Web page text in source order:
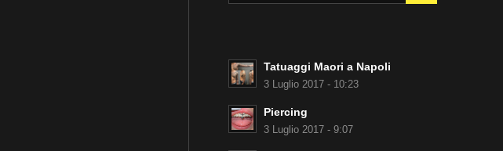
Tatuaggi Maori a Napoli
3 Luglio 2017 - 10:23
Piercing
3 Luglio 2017 - 9:07